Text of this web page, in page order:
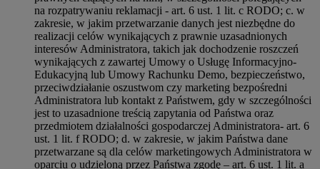
na rozpatrywaniu reklamacji - art. 6 ust. 1 lit. c RODO; c. w
zakresie, w jakim przetwarzanie danych jest niezbędne do
realizacji celów wynikających z prawnie uzasadnionych
interesów Administratora, takich jak dochodzenie roszczeń
wynikających z zawartej Umowy o Usługę Informacyjno-
Edukacyjną lub Umowy Rachunku Demo, bezpieczeństwo,
przeciwdziałanie oszustwom czy marketing bezpośredni
Administratora lub kontakt z Państwem, gdy w szczególności
jest to uzasadnione treścią zapytania od Państwa oraz
przedmiotem działalności gospodarczej Administratora- art. 6
ust. 1 lit. f RODO; d. w zakresie, w jakim Państwa dane
przetwarzane są dla celów marketingowych Administratora w
oparciu o udzieloną przez Państwa zgodę – art. 6 ust. 1 lit. a